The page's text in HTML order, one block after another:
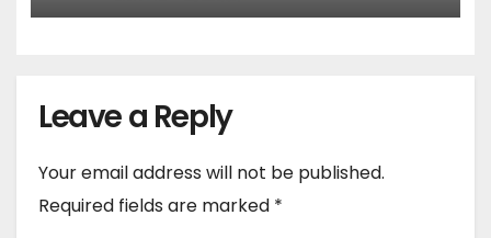
Leave a Reply
Your email address will not be published.
Required fields are marked *